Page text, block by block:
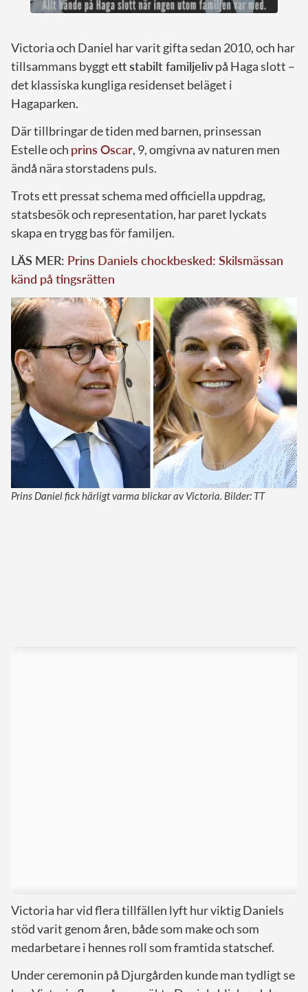
Victoria och Daniel har varit gifta sedan 2010, och har
tillsammans byggtett stabilt familjelivpå Haga slott –
det klassiska kungliga residenset beläget i
Hagaparken.
Där tillbringar de tiden med barnen, prinsessan
Estelle och prins Oscar, 9, omgivna av naturen men
ändå nära storstadens puls.
Trots ett pressat schema med officiella uppdrag,
statsbesök och representation, har paret lyckats
skapa en trygg bas för familjen.
LÄS MER: Prins Daniels chockbesked: Skilsmässan
känd på tingsrätten
Prins Daniel fick härligt varma blickar av Victoria. Bilder: TT
Victoria har vid flera tillfällen lyft hur viktig Daniels
stöd varit genom åren, både som make och som
medarbetare i hennes roll som framtida statschef.
Under ceremonin på Djurgården kunde man tydligt se